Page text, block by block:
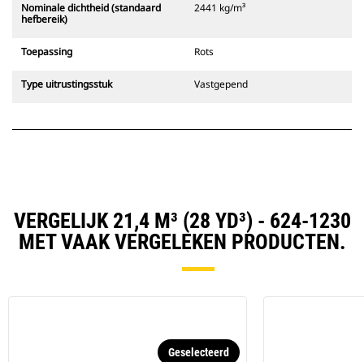
Nominale dichtheid (standaard
hefbereik)
2441 kg/m³
Toepassing Rots
Type uitrustingsstuk Vastgepend
VERGELIJK 21,4 M³ (28 YD³) - 624-1230
MET VAAK VERGELEKEN PRODUCTEN.
Geselecteerd